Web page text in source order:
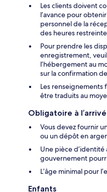
Les clients doivent
l’avance pour
personnel de la
des heures
Pour prendre les
enregistrement,
l’hébergement au
sur la confirmation
Les renseignements
être traduits au
Obligatoire à
Vous devez fournir
ou un dépôt en
Une pièce
gouvernement
L’âge minimal pour
Enfants